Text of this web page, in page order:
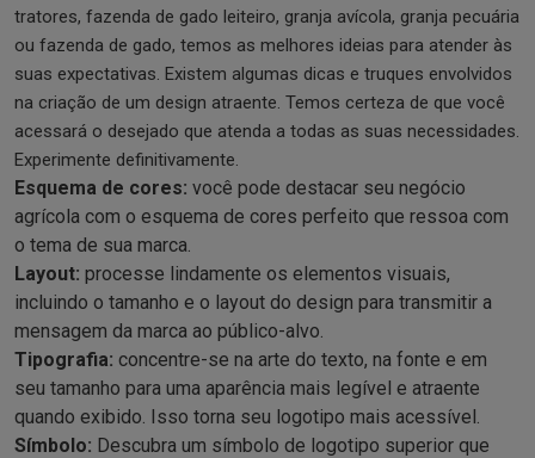
tratores, fazenda de gado leiteiro, granja avícola, granja pecuária
ou fazenda de gado, temos as melhores ideias para atender às
suas expectativas. Existem algumas dicas e truques envolvidos
na criação de um design atraente. Temos certeza de que você
acessará o desejado que atenda a todas as suas necessidades.
Experimente definitivamente.
Esquema de cores: você pode destacar seu negócio
agrícola com o esquema de cores perfeito que ressoa com
o tema de sua marca.
Layout: processe lindamente os elementos visuais,
incluindo o tamanho e o layout do design para transmitir a
mensagem da marca ao público-alvo.
Tipografia: concentre-se na arte do texto, na fonte e em
seu tamanho para uma aparência mais legível e atraente
quando exibido. Isso torna seu logotipo mais acessível.
Símbolo: Descubra um símbolo de logotipo superior que